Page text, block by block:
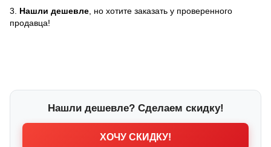
3. Нашли дешевле , но хотите заказать у проверенного
продавца!
Нашли дешевле? Сделаем скидку!
ХОЧУ СКИДКУ!